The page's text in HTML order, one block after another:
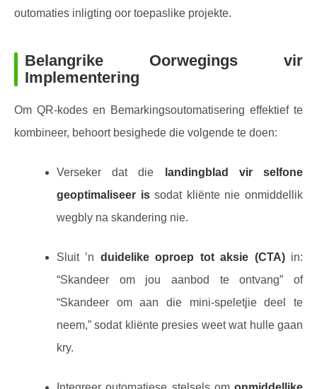
outomaties inligting oor toepaslike projekte.
Belangrike Oorwegings vir
Implementering
Om QR-kodes en Bemarkingsoutomatisering effektief te
kombineer, behoort besighede die volgende te doen:
Verseker dat die
landingblad vir selfone
geoptimaliseer issodat kliënte nie onmiddellik
wegbly na skandering nie.
Sluit ’n duidelike oproep tot aksie (CTA)in:
“Skandeer om jou aanbod te ontvang” of
“Skandeer om aan die mini-speletjie deel te
neem,” sodat kliënte presies weet wat hulle gaan
kry.